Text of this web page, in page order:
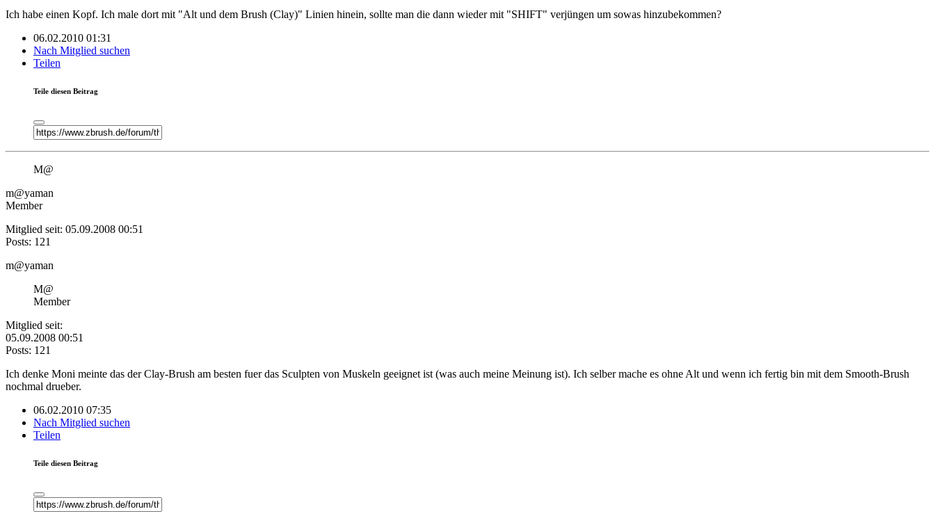
Ich habe einen Kopf. Ich male dort mit "Alt und dem Brush (Clay)" Linien hinein, sollte man die dann wieder mit "SHIFT" verjüngen um sowas hinzubekommen?
06.02.2010 01:31
Nach Mitglied suchen
Teilen
Teile diesen Beitrag
M@
m@yaman
Member
Mitglied seit: 05.09.2008 00:51
Posts: 121
m@yaman
M@
Member
Mitglied seit:
05.09.2008 00:51
Posts: 121
Ich denke Moni meinte das der Clay-Brush am besten fuer das Sculpten von Muskeln geeignet ist (was auch meine Meinung ist). Ich selber mache es ohne Alt und wenn ich fertig bin mit dem Smooth-Brush
nochmal drueber.
06.02.2010 07:35
Nach Mitglied suchen
Teilen
Teile diesen Beitrag